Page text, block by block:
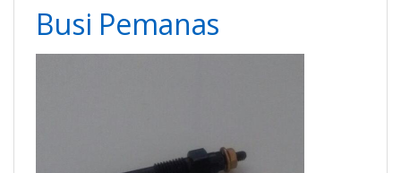
Busi Pemanas